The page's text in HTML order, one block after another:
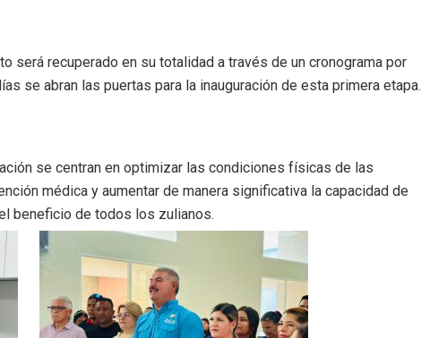
será recuperado en su totalidad a través de un cronograma por
se abran las puertas para la inauguración de esta primera etapa.
se centran en optimizar las condiciones físicas de las
médica y aumentar de manera significativa la capacidad de
beneficio de todos los zulianos.